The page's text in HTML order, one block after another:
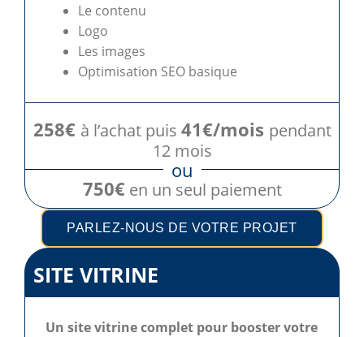
Le contenu
Logo
Les images
Optimisation SEO basique
258€ à l’achat puis 41€/mois pendant
12 mois
ou
750€ en un seul paiement
PARLEZ-NOUS DE VOTRE PROJET
SITE VITRINE
Un site vitrine complet pour booster votre